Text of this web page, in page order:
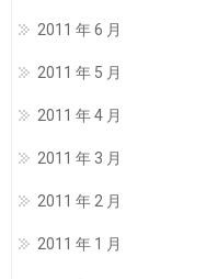
2011 年 6 月
2011 年 5 月
2011 年 4 月
2011 年 3 月
2011 年 2 月
2011 年 1 月